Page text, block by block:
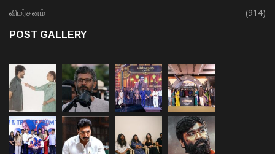
விமர்சனம்
(914)
POST GALLERY